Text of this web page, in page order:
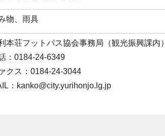
物、雨具
本荘フットパス協会事務局（観光振興課内）
：0184-24-6349
クス：0184-24-3044
：kanko@city.yurihonjo.lg.jp